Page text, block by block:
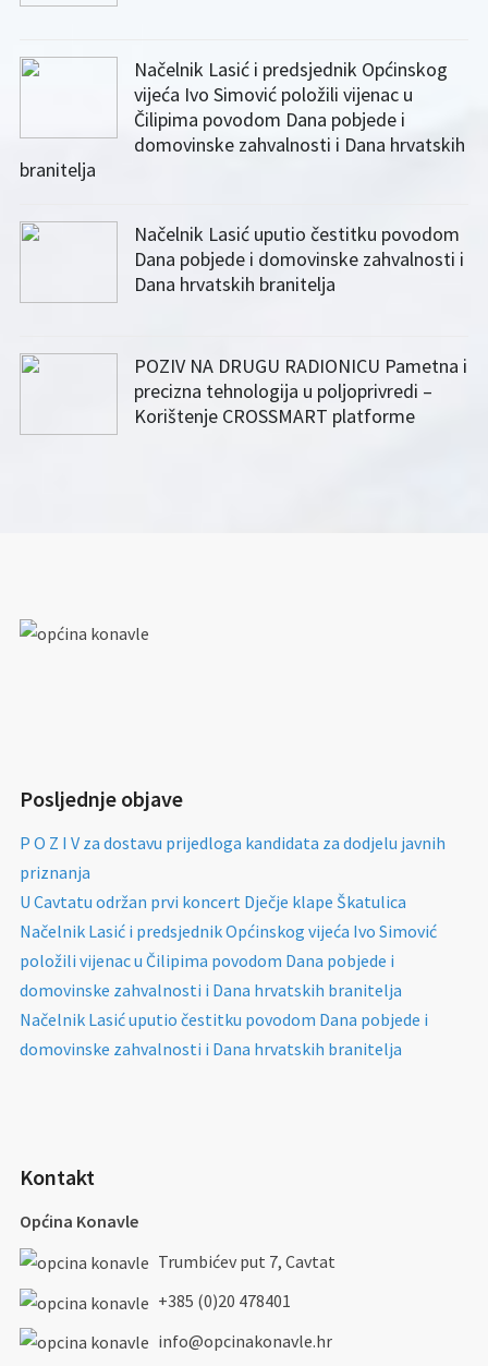
Načelnik Lasić i predsjednik Općinskog
vijeća Ivo Simović položili vijenac u
Čilipima povodom Dana pobjede i
domovinske zahvalnosti i Dana hrvatskih
branitelja
Načelnik Lasić uputio čestitku povodom
Dana pobjede i domovinske zahvalnosti i
Dana hrvatskih branitelja
POZIV NA DRUGU RADIONICU Pametna i
precizna tehnologija u poljoprivredi –
Korištenje CROSSMART platforme
Posljednje objave
P O Z I V za dostavu prijedloga kandidata za dodjelu javnih
priznanja
U Cavtatu održan prvi koncert Dječje klape Škatulica
Načelnik Lasić i predsjednik Općinskog vijeća Ivo Simović
položili vijenac u Čilipima povodom Dana pobjede i
domovinske zahvalnosti i Dana hrvatskih branitelja
Načelnik Lasić uputio čestitku povodom Dana pobjede i
domovinske zahvalnosti i Dana hrvatskih branitelja
Kontakt
Općina Konavle
Trumbićev put 7, Cavtat
+385 (0)20 478401
info@opcinakonavle.hr